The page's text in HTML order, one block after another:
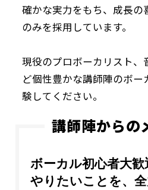
確かな実力をもち、成長の
のみを採用しています。
現役のプロボーカリスト、
ど個性豊かな講師陣のボ
験してください。
講師陣からの
ボーカル初心者大
やりたいことを、